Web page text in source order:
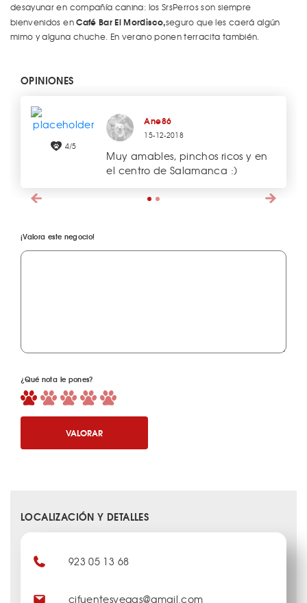
desayunar en compañía canina: los SrsPerros son siempre
bienvenidos enCafé Bar El Mordisco,seguro que les caerá algún
mimo y alguna chuche. En verano ponen terracita también.
OPINIONES
4/5
Ane86
15-12-2018
Muy amables, pinchos ricos y en
el centro de Salamanca :)
¡Valora este negocio!
¿Qué nota le pones?
VALORAR
LOCALIZACIÓN Y DETALLES
923 05 13 68
cifuentesvegas@gmail.com